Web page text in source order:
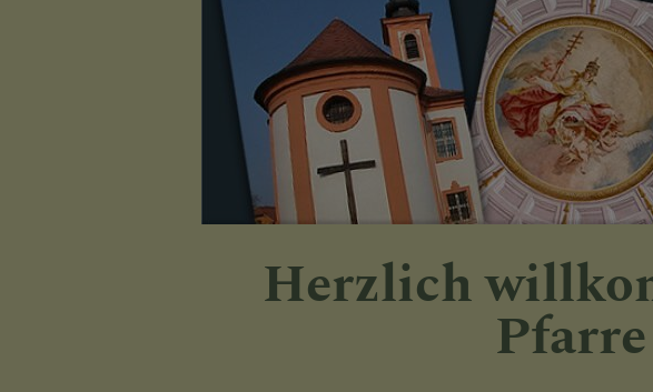
SAKRAMENTE
KONTAKT
PFARRGRUPPEN
Herzlich